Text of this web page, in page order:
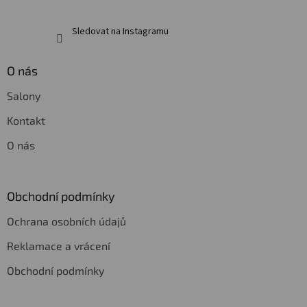
Sledovat na Instagramu
O nás
Salony
Kontakt
O nás
Obchodní podmínky
Ochrana osobních údajů
Reklamace a vrácení
Obchodní podmínky